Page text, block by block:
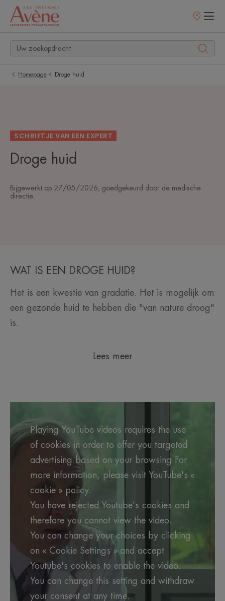
Homepage Droge huid
SCHRIFTJE VAN EEN EXPERT
Droge huid
Bijgewerkt op 27/05/2026 , goedgekeurd door de medische
directie
WAT IS EEN DROGE HUID?
Het is een kwestie van gradatie. Het is mogelijk om
een gezonde huid te hebben die "van nature droog"
is.
Lees meer
Playing YouTube videos requires the use
of cookies in order to offer you targeted
advertising based on your browsing For
more information, please visit YouTube's «
cookie » policy.
You have rejected Youtube's cookies and
therefore you cannot view the video.
You can change your choices by clicking
on « Cookie Settings » and accept
Youtube's cookies to enable the video.
You can change this setting and withdraw
your consent at any time.